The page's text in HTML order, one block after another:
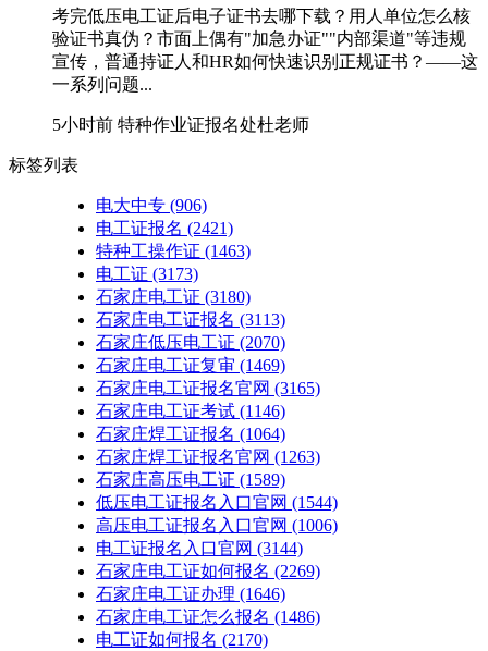
考完低压电工证后电子证书去哪下载？用人单位怎么核
验证书真伪？市面上偶有"加急办证""内部渠道"等违规
宣传，普通持证人和HR如何快速识别正规证书？——这
一系列问题...
5小时前 特种作业证报名处杜老师
标签列表
电大中专 (906)
电工证报名 (2421)
特种工操作证 (1463)
电工证 (3173)
石家庄电工证 (3180)
石家庄电工证报名 (3113)
石家庄低压电工证 (2070)
石家庄电工证复审 (1469)
石家庄电工证报名官网 (3165)
石家庄电工证考试 (1146)
石家庄焊工证报名 (1064)
石家庄焊工证报名官网 (1263)
石家庄高压电工证 (1589)
低压电工证报名入口官网 (1544)
高压电工证报名入口官网 (1006)
电工证报名入口官网 (3144)
石家庄电工证如何报名 (2269)
石家庄电工证办理 (1646)
石家庄电工证怎么报名 (1486)
电工证如何报名 (2170)